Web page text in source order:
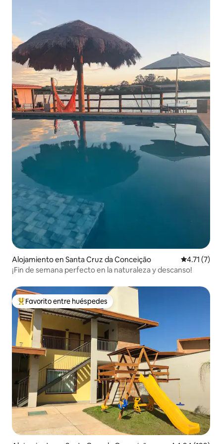
Alojamiento en Santa Cruz da Conceição Calificación
4.71 (7)
¡Fin de semana perfecto en la naturaleza y descanso!
Favorito entre huéspedes preferido
Favorito entre huéspedes